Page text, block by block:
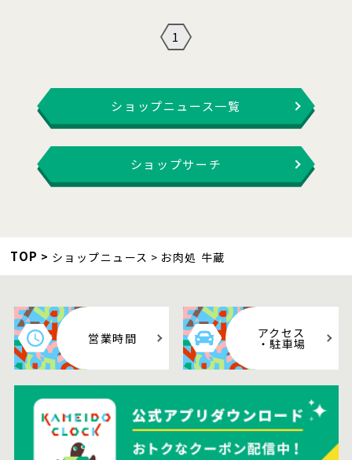
1
ショップニュース一覧
ショップサーチ
TOP ショップニュース お肉処 牛蔵
営業時間 アクセス
・駐車場